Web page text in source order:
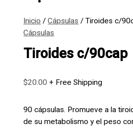
Inicio /Cápsulas / Tiroides c/
Cápsulas
Tiroides c/90cap
$20.00 + Free Shipping
90 cápsulas. Promueve a la
de su metabolismo y el peso